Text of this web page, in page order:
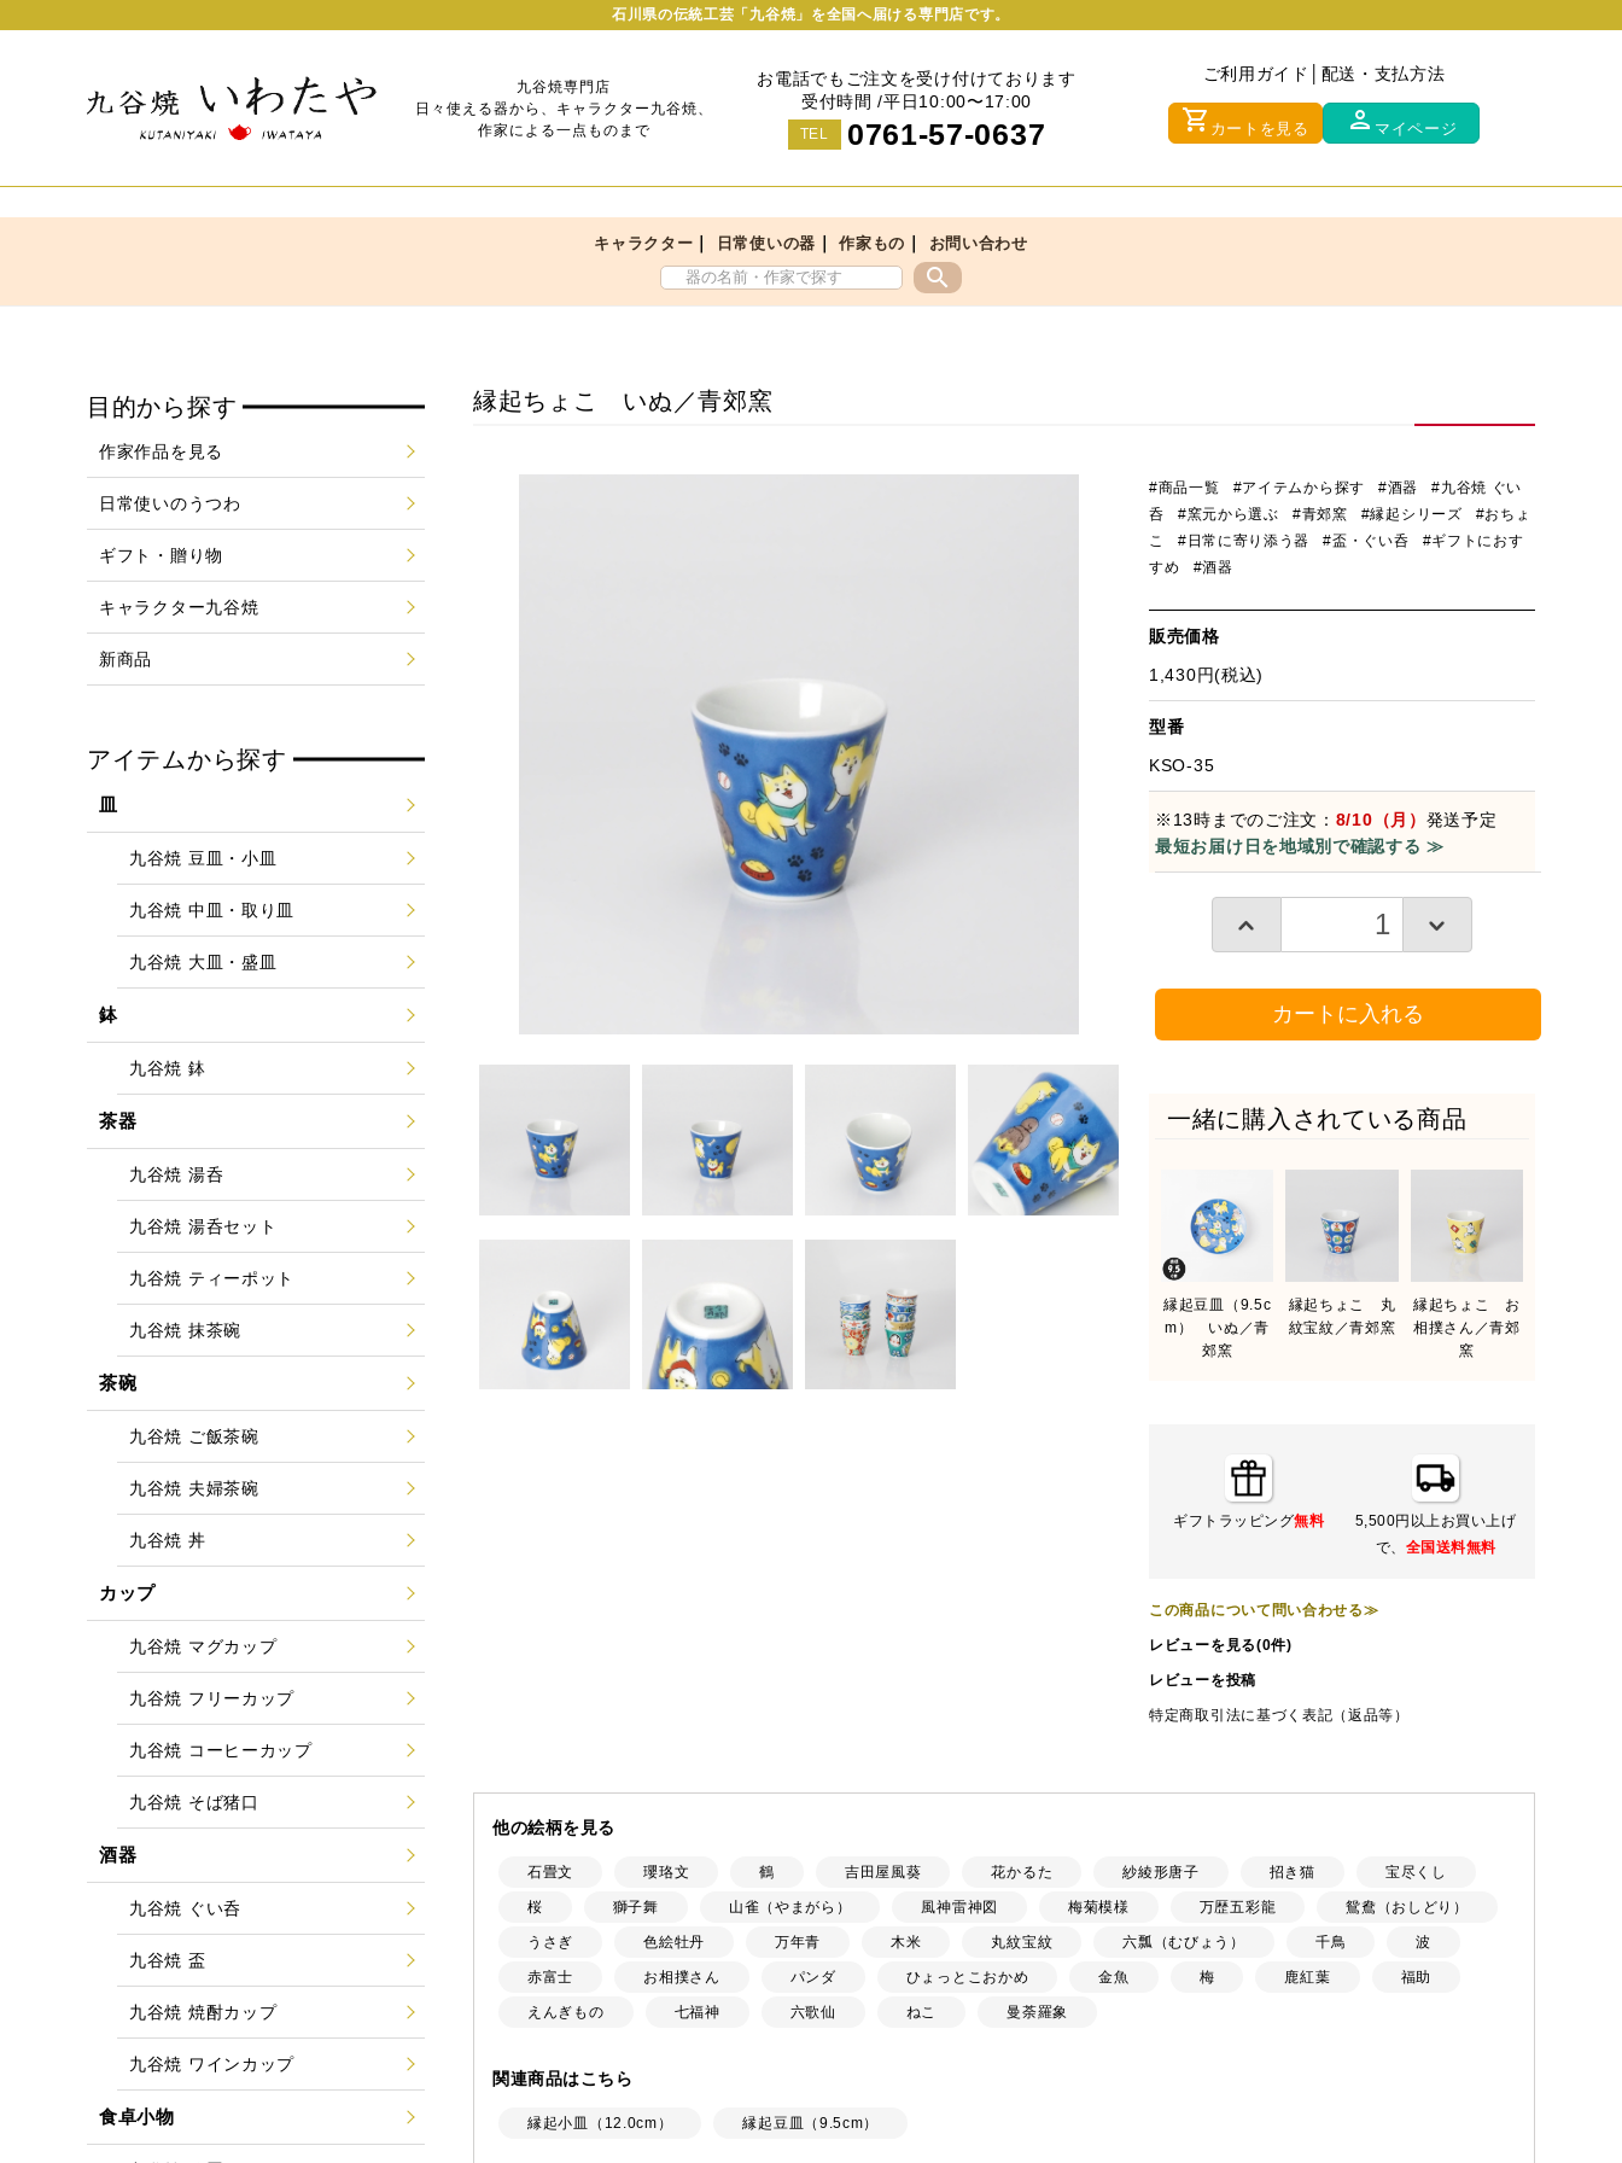
石川県の伝統工芸「九谷焼」を全国へ届ける専門店です。
九谷焼専門店
日々使える器から、キャラクター九谷焼、
作家による一点ものまで
お電話でもご注文を受け付けております
受付時間 /平日10:00〜17:00
TEL 0761-57-0637
ご利用ガイド 配送・支払方法
shopping_cart カートを見る person マイページ
キャラクター 日常使いの器 ｜作家もの お問い合わせ
search
縁起ちょこ いぬ／青郊窯
#商品一覧 #アイテムから探す #酒器
#九谷焼 ぐい
呑
#窯元から選ぶ #青郊窯 #縁起シリーズ
#おちょ
こ
#日常に寄り添う器 #盃・ぐい呑
#ギフトにおす
すめ
#酒器
販売価格
1,430円(税込)
型番
KSO-35
※13時までのご注文： 8/10（月） 発送予定
最短お届け日を地域別で確認する ≫
カートに入れる
一緒に購入されている商品
縁起豆皿（9.5c
m） いぬ／青
郊窯
縁起ちょこ 丸
紋宝紋／青郊窯
縁起ちょこ お
相撲さん／青郊
窯
ギフトラッピング無料
5,500円以上お買い上げ
で、 全国送料無料
この商品について問い合わせる≫
レビューを見る(0件)
レビューを投稿
特定商取引法に基づく表記（返品等）
他の絵柄を見る
石畳文 瓔珞文 鶴 吉田屋風葵 花かるた 紗綾形唐子 招き猫 宝尽くし
桜 獅子舞 山雀（やまがら） 風神雷神図 梅菊模様 万歴五彩龍 鴛鴦（おしどり）
うさぎ 色絵牡丹 万年青 木米 丸紋宝紋 六瓢（むびょう） 千鳥 波
赤富士 お相撲さん パンダ ひょっとこおかめ 金魚 梅 鹿紅葉 福助
えんぎもの 七福神 六歌仙 ねこ 曼荼羅象
関連商品はこちら
縁起小皿（12.0cm） 縁起豆皿（9.5cm）
目的から探す
作家作品を見る
日常使いのうつわ
ギフト・贈り物
キャラクター九谷焼
新商品
アイテムから探す
皿
九谷焼 豆皿・小皿
九谷焼 中皿・取り皿
九谷焼 大皿・盛皿
鉢
九谷焼 鉢
茶器
九谷焼 湯呑
九谷焼 湯呑セット
九谷焼 ティーポット
九谷焼 抹茶碗
茶碗
九谷焼 ご飯茶碗
九谷焼 夫婦茶碗
九谷焼 丼
カップ
九谷焼 マグカップ
九谷焼 フリーカップ
九谷焼 コーヒーカップ
九谷焼 そば猪口
酒器
九谷焼 ぐい呑
九谷焼 盃
九谷焼 焼酎カップ
九谷焼 ワインカップ
食卓小物